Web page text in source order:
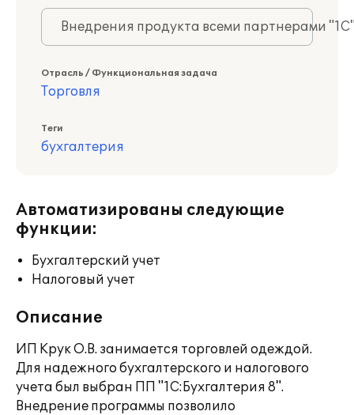
Внедрения продукта всеми партнерами
Отрасль / Функциональная задача
Торговля
Теги
бухгалтерия
Автоматизированы следующие
функции:
Бухгалтерский учет
Налоговый учет
Описание
ИП Крук О.В. занимается торговлей одеждой.
Для надежного бухгалтерского и налогового
учета был выбран ПП "1С:Бухгалтерия 8".
Внедрение программы позволило